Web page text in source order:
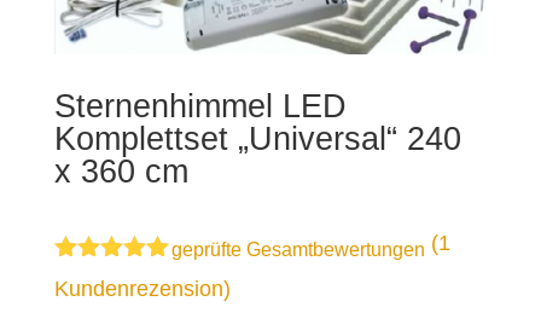
Sternenhimmel LED
Komplettset „Universal“ 240
x 360 cm
Bewertet
mit5.00
geprüfte Gesamtbewertungen (1
Kundenrezension)